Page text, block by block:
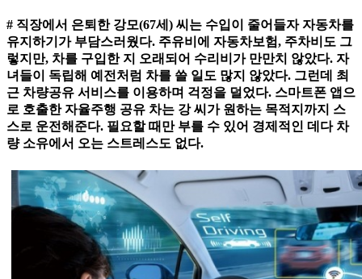
# 직장에서 은퇴한 강모(67세) 씨는 수입이 줄어들자 자동차를
유지하기가 부담스러웠다. 주유비에 자동차보험, 주차비도 그
렇지만, 차를 구입한 지 오래되어 수리비가 만만치 않았다. 자
녀들이 독립해 예전처럼 차를 쓸 일도 많지 않았다. 그런데 최
근 차량공유 서비스를 이용하며 걱정을 덜었다. 스마트폰 앱으
로 호출한 자율주행 공유 차는 강 씨가 원하는 목적지까지 스
스로 운전해준다. 필요할 때만 부를 수 있어 경제적인 데다 차
량 소유에서 오는 스트레스도 없다.